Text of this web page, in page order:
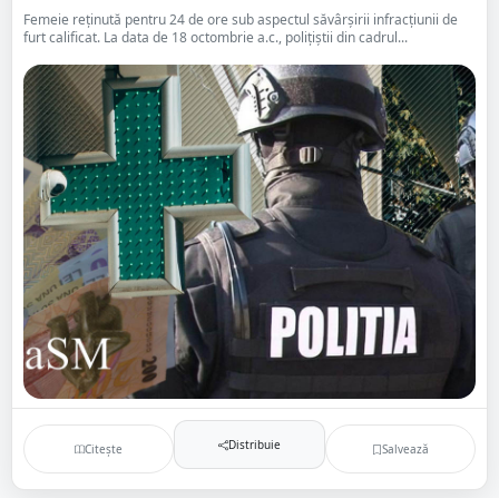
Femeie reținută pentru 24 de ore sub aspectul săvârșirii infracțiunii de
furt calificat. La data de 18 octombrie a.c., polițiștii din cadrul...
Citește Distribuie Salvează